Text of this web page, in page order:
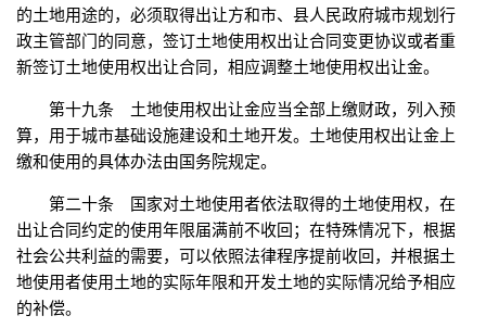
的土地用途的，必须取得出让方和市、县人民政府城市规划行
政主管部门的同意，签订土地使用权出让合同变更协议或者重
新签订土地使用权出让合同，相应调整土地使用权出让金。
第十九条 土地使用权出让金应当全部上缴财政，列入预
算，用于城市基础设施建设和土地开发。土地使用权出让金上
缴和使用的具体办法由国务院规定。
第二十条 国家对土地使用者依法取得的土地使用权，在
出让合同约定的使用年限届满前不收回；在特殊情况下，根据
社会公共利益的需要，可以依照法律程序提前收回，并根据土
地使用者使用土地的实际年限和开发土地的实际情况给予相应
的补偿。